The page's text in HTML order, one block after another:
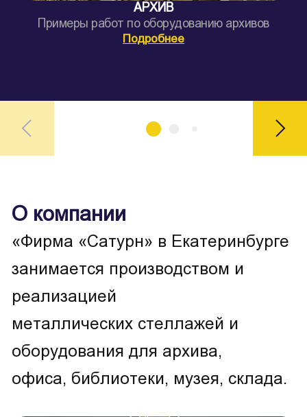
АРХИВ
Примеры работ по оборудованию архивов
Подробнее
О компании
«Фирма «Сатурн» в Екатеринбурге
занимается производством и
реализацией
металлических стеллажей и
оборудования для архива,
офиса, библиотеки, музея, склада.